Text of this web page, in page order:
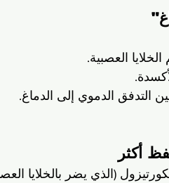
العصبية.